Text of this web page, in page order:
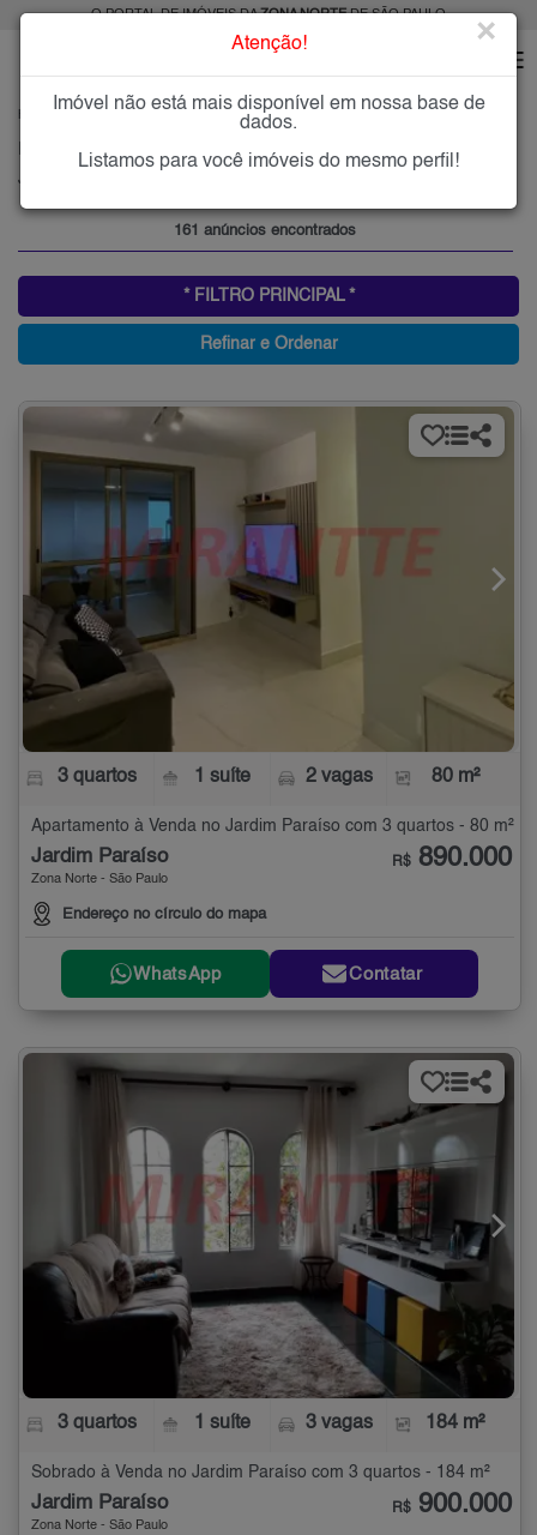
O PORTAL DE IMÓVEIS DAZONA NORTEDE SÃO PAULO
JARDIM PARAÍSO
Imóveis à Venda no Jardim Paraíso, Zona Norte de São Paulo
Jardim Paraíso, Zona Norte
161 anúncios encontrados
* FILTRO PRINCIPAL *
Refinar e Ordenar
3 quartos 1 suíte 2 vagas 80 m²
Apartamento à Venda no Jardim Paraíso com 3 quartos - 80 m²
Jardim Paraíso
Zona Norte - São Paulo
Endereço no círculo do mapa
R$ 890.000
WhatsApp Contatar
3 quartos 1 suíte 3 vagas 184 m²
Sobrado à Venda no Jardim Paraíso com 3 quartos - 184 m²
Jardim Paraíso
Zona Norte - São Paulo
R$ 900.000
Atenção! ×
Imóvel não está mais disponível em nossa base de
dados.
Listamos para você imóveis do mesmo perfil!